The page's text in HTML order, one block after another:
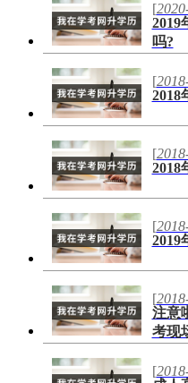
[
2019
吗?
[
2018
[
2018
[
2019
[
注意
考现
[